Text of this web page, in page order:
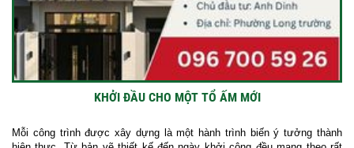
KHỞI ĐẦU CHO MỘT TỔ ẤM MỚI
Mỗi công trình được xây dựng là một hành trình biến ý tưởng thành